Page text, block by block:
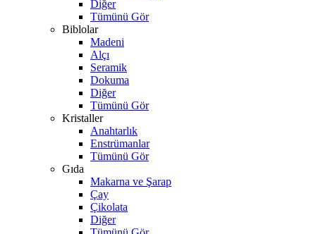
Diğer
Tümünü Gör
Biblolar
Madeni
Alçı
Seramik
Dokuma
Diğer
Tümünü Gör
Kristaller
Anahtarlık
Enstrümanlar
Tümünü Gör
Gıda
Makarna ve Şarap
Çay
Çikolata
Diğer